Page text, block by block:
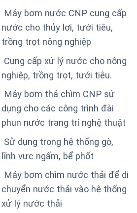
Máy bơm nước CNP cung cấp
nước cho thủy lợi, tưới tiêu,
trồng trọt nông nghiệp
Cung cấp xử lý nước cho nông
nghiệp, trồng trọt, tưới tiêu.
Máy bơm thả chìm CNP sử
dụng cho các công trình đài
phun nước trang trí nghệ thuật
Sử dụng trong hệ thống gò,
lĩnh vực ngấm, bể phốt
Máy bơm chìm nước thải để di
chuyển nước thải vào hệ thống
xử lý nước thải